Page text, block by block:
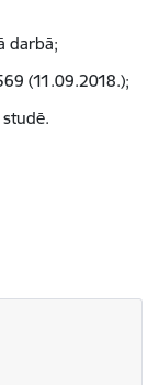
darbā;
(11.09.2018.);